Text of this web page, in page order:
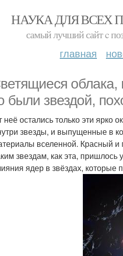
НАУКА ДЛЯ ВСЕХ
самый лучший сайт c
главная
облака,
были звездой,
неё остались только эти
звезды, и выпущенные в
вселенной. Красный и
звездам, как эта,
ядер в звёздах, которые